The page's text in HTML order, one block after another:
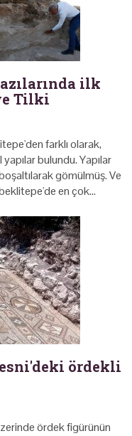
ilk
Tilki
farklı olarak,
bulundu. Yapılar
gömülmüş. Ve
en çok…
ördekli
ördek figürünün